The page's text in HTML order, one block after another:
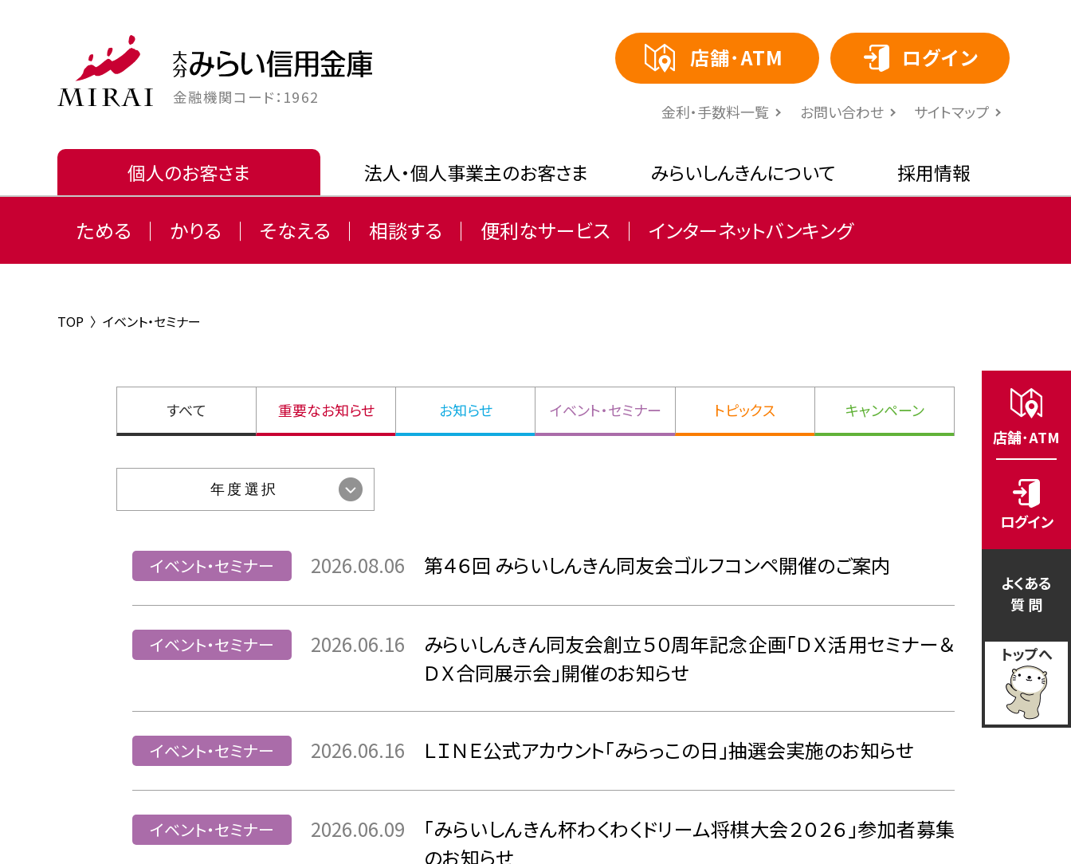
金融機関コード：1962
個人のお客さま
ためる かりる そなえる 相談する 便利なサービス インターネットバンキング
法人・個人事業主のお客さま みらいしんきんについて 採用情報
店舗･ATM ログイン
⾦利・⼿数料⼀覧 お問い合わせ サイトマップ
TOP 〉 イベント・セミナー
すべて 重要なお知らせ お知らせ イベント・セミナー トピックス キャンペーン
イベント・セミナー 2026.08.06 第４６回 みらいしんきん同友会ゴルフコンペ開催のご案内
イベント・セミナー 2026.06.16
みらいしんきん同友会創立５０周年記念企画「ＤＸ活用セミナー＆
ＤＸ合同展示会」開催のお知らせ
イベント・セミナー 2026.06.16 ＬＩＮＥ公式アカウント「みらっこの日」抽選会実施のお知らせ
イベント・セミナー 2026.06.09
「みらいしんきん杯わくわくドリーム将棋大会２０２６」参加者募集
のお知らせ
店舗･ATM
ログイン
よくある
質 問
トップへ